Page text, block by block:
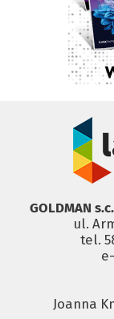
GOLDMAN
ul.
tel.
Joanna